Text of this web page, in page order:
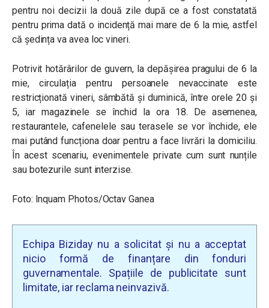
pentru noi decizii la două zile după ce a fost constatată
pentru prima dată o incidență mai mare de 6 la mie, astfel
că ședința va avea loc vineri.
Potrivit hotărârilor de guvern, la depășirea pragului de 6 la
mie, circulația pentru persoanele nevaccinate este
restricționată vineri, sâmbătă și duminică, între orele 20 și
5, iar magazinele se închid la ora 18. De asemenea,
restaurantele, cafenelele sau terasele se vor închide, ele
mai putând funcționa doar pentru a face livrări la domiciliu.
În acest scenariu, evenimentele private cum sunt nunțile
sau botezurile sunt interzise.
Foto: Inquam Photos/Octav Ganea
Echipa Biziday nu a solicitat și nu a acceptat
nicio formă de finanțare din fonduri
guvernamentale. Spațiile de publicitate sunt
limitate, iar reclama neinvazivă.